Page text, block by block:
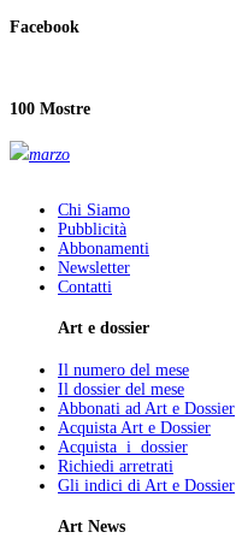
Facebook
100 Mostre
marzo
Chi Siamo
Pubblicità
Abbonamenti
Newsletter
Contatti
Art e dossier
Il numero del mese
Il dossier del mese
Abbonati ad Art e Dossier
Acquista Art e Dossier
Acquista i dossier
Richiedi arretrati
Gli indici di Art e Dossier
Art News